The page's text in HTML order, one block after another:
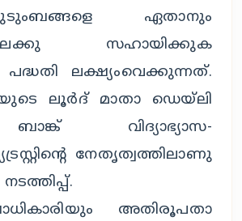
ഏതാനും
സഹായിക്കുക
ലക്ഷ്യംവെക്കുന്നത്.
ലൂർദ് മാതാ ഡെയ്ലി
വിദ്യാഭ്യാസ-
നേതൃത്വത്തിലാണു
അതിരൂപതാ